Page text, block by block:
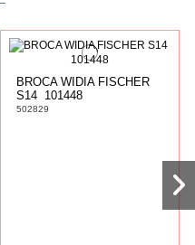
BROCA WIDIA FISCHER
S14  101448
502829